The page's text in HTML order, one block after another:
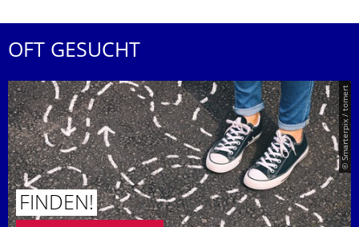
OFT GESUCHT
© Smarterpix / tomert
FINDEN!